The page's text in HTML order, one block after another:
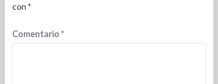
con *
Comentario*